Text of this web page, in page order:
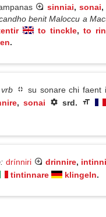
sinniai,sonai
benit Maloccu a
to tinckle, to
.
, vrb
su sonare chi faent
,sonai
srd.
: drínniri drinnire,
tintinnare klingeln.